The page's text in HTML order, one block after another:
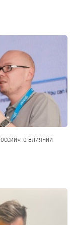
о влиянии